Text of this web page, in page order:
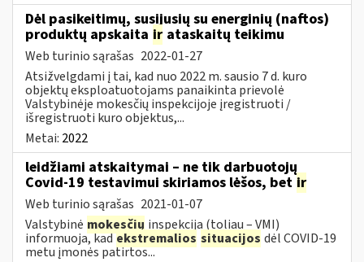
Dėl pasikeitimų, susijusių su energinių (naftos)
produktų apskaita ir ataskaitų teikimu
Web turinio sąrašas 2022-01-27
Atsižvelgdami į tai, kad nuo 2022 m. sausio 7 d. kuro
objektų eksploatuotojams panaikinta prievolė
Valstybinėje mokesčių inspekcijoje įregistruoti /
išregistruoti kuro objektus,...
Metai: 2022
leidžiami atskaitymai – ne tik darbuotojų
Covid-19 testavimui skiriamos lėšos, bet ir
Web turinio sąrašas 2021-01-07
Valstybinė mokesčių inspekcija (toliau – VMI)
informuoja, kadekstremalios situacijos dėl COVID-19
metu įmonės patirtos...